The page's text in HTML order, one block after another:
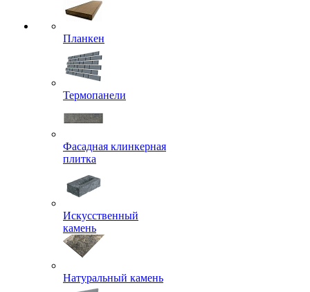
Планкен
Термопанели
Фасадная клинкерная
плитка
Искусственный
камень
Натуральный камень